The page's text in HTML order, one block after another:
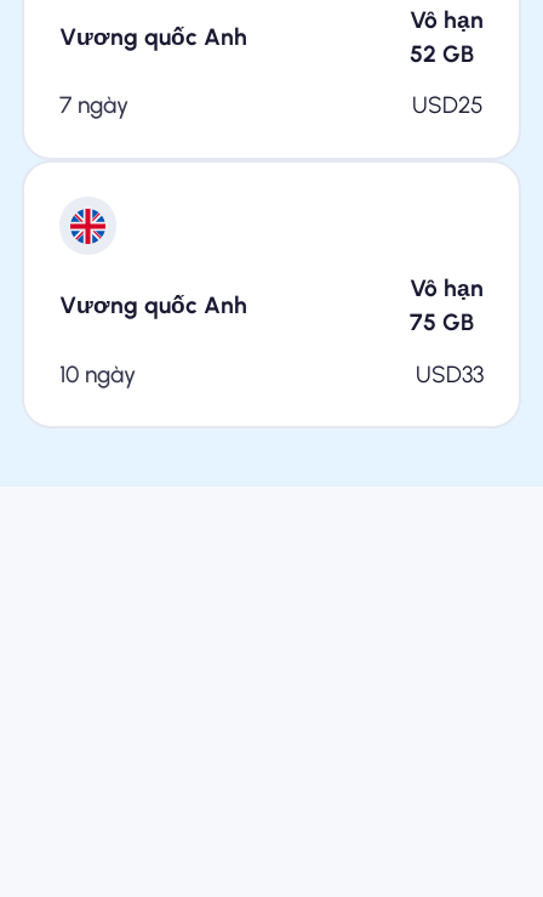
Vương quốc Anh
Vô hạn
52 GB
7 ngày
USD25
Vương quốc Anh
Vô hạn
75 GB
10 ngày
USD33